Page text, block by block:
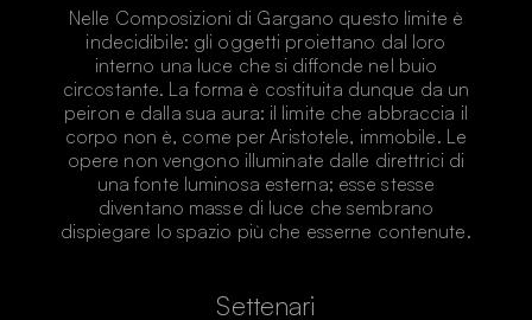
Nelle Composizioni di Gargano questo limite è
indecidibile: gli oggetti proiettano dal loro
interno una luce che si diffonde nel buio
circostante. La forma è costituita dunque da un
peiron e dalla sua aura: il limite che abbraccia il
corpo non è, come per Aristotele, immobile. Le
opere non vengono illuminate dalle direttrici di
una fonte luminosa esterna; esse stesse
diventano masse di luce che sembrano
dispiegare lo spazio più che esserne contenute.
Settenari